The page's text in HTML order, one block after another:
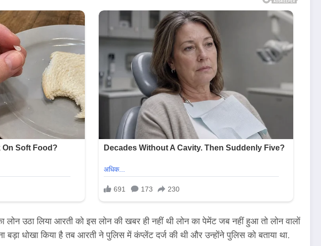
उठा लिया आरती को इस लोन की खबर ही नहीं थी लोन का पेमेंट जब नहीं हुआ तो लोन वालों
धोखा किया है तब आरती ने पुलिस में कंप्लेंट दर्ज की थी और उन्होंने पुलिस को बताया था.